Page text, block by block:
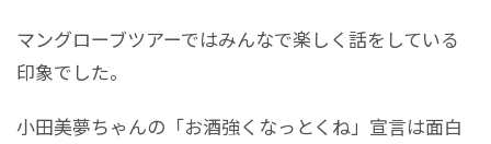
マングローブツアーではみんなで楽しく話をしている
印象でした。
小田美夢ちゃんの「お酒強くなっとくね」宣言は面白